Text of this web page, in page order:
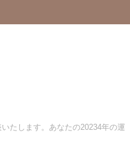
します。あなたの20234年の運